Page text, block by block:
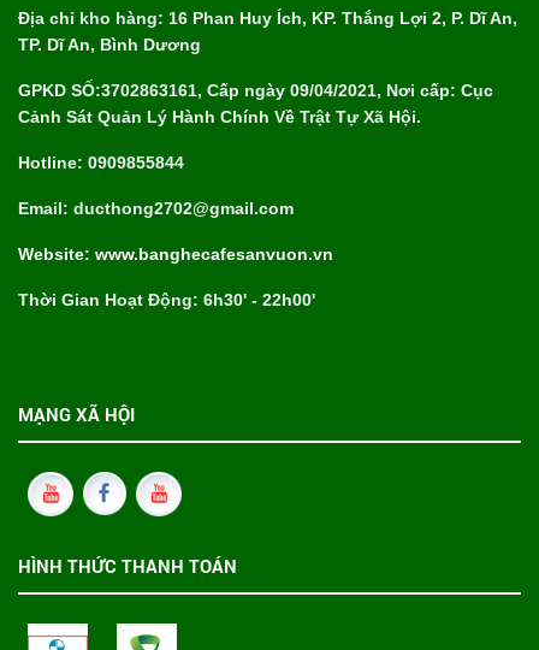
Địa chỉ kho hàng: 16 Phan Huy Ích, KP. Thắng Lợi 2, P. Dĩ An,
TP. Dĩ An, Bình Dương
GPKD SỐ:3702863161, Cấp ngày 09/04/2021, Nơi cấp: Cục
Cảnh Sát Quản Lý Hành Chính Về Trật Tự Xã Hội.
Hotline: 0909855844
Email: ducthong2702@gmail.com
Website: www.banghecafesanvuon.vn
Thời Gian Hoạt Động: 6h30' - 22h00'
MẠNG XÃ HỘI
HÌNH THỨC THANH TOÁN